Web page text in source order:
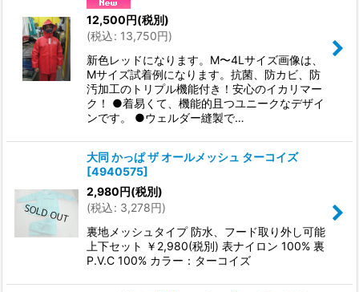
12,500円(税別)
(税込: 13,750円)
新色レッドになります。M〜4Lサイズ画像は、
Mサイズ試着例になります。抗菌、防カビ、防
汚加工のトリプル機能付き！安心のイカリマー
ク！ ●着易くて、機能的且つユニークなデザイ
ンです。 ●ウェルダー縫製で…
大同 かっぱ ザ オールメッシュ ターコイズ
[4940575]
2,980円(税別)
(税込: 3,278円)
裏地メッシュタイプ 防水、フード取り外し可能
上下セット ￥2,980(税別) 表ナイロン 100% 裏
P.V.C 100% カラー：ターコイズ